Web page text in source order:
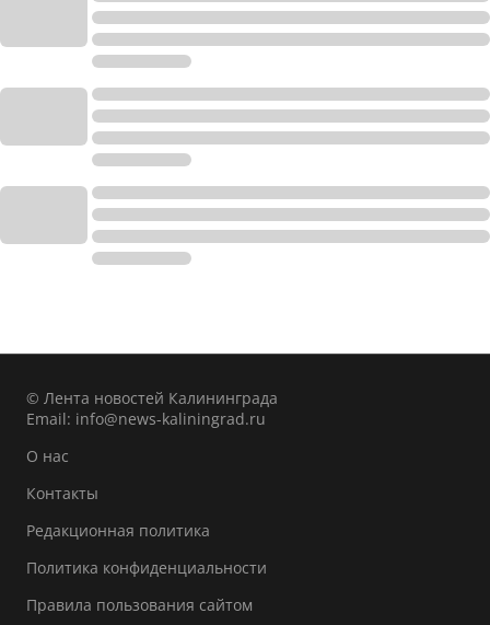
© Лента новостей Калининграда
Email: info@news-kaliningrad.ru
О нас
Контакты
Редакционная политика
Политика конфиденциальности
Правила пользования сайтом